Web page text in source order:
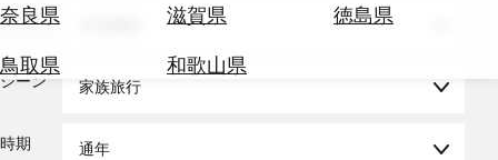
奈良県
滋賀県
徳島県
鳥取県
和歌山県
テ
を
テーマ
シーン 家族旅行
時期 通年